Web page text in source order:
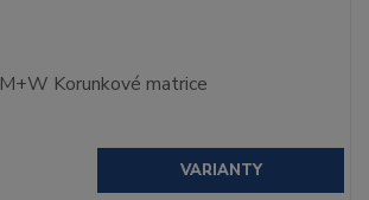
M+W Korunkové matrice
VARIANTY